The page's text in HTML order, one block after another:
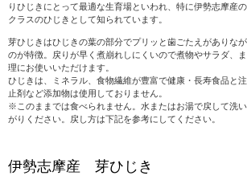
りひじきにとって最適な生育場といわれ、特に伊勢志摩産
クラスのひじきとして知られています。
芽ひじきはひじきの葉の部分でプリッと歯ごたえがありな
のが特徴。戻りが早く煮崩れしにくいので煮物やサラダ、
理にお使いいただけます。
ひじきは、ミネラル、食物繊維が豊富で健康・長寿食品と
止剤など添加物は使用しておりません。
※このままでは食べられません。水またはお湯で戻して洗
がりください。戻し方は下記を参考にしてください。
伊勢志摩産 芽ひじき